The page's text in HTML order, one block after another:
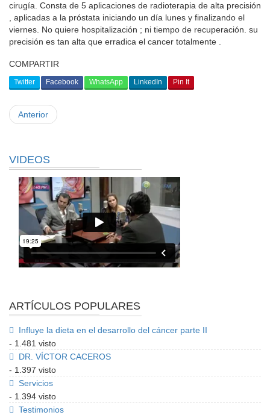
cirugía. Consta de 5 aplicaciones de radioterapia de alta precisión
, aplicadas a la próstata iniciando un día lunes y finalizando el
viernes. No quiere hospitalización ; ni tiempo de recuperación. su
precisión es tan alta que erradica el cancer totalmente .
COMPARTIR
Twitter Facebook WhatsApp LinkedIn Pin It
Anterior
VIDEOS
ARTÍCULOS POPULARES
Influye la dieta en el desarrollo del cáncer parte II
- 1.481 visto
DR. VÍCTOR CACEROS
- 1.397 visto
Servicios
- 1.394 visto
Testimonios